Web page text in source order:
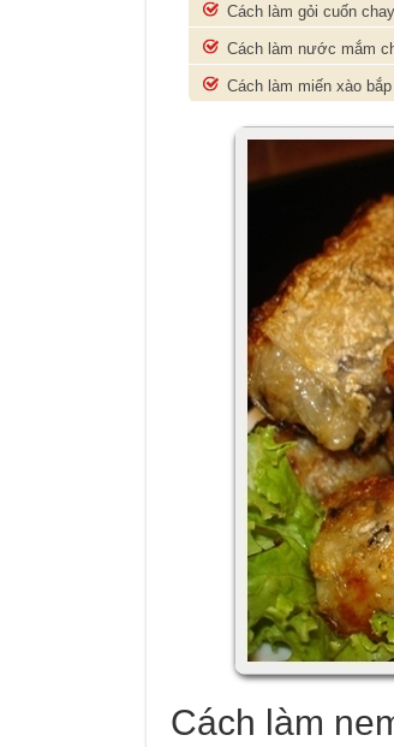
Cách làm gỏi cuốn
Cách làm nước mắm
Cách làm miến xào
Cách làm